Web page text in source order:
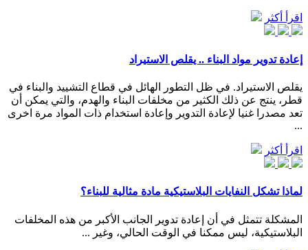
اقرأ أكثر
إعادة تدوير مواد البناء .. يقلص الاستيراد
يقلص الاستيراد. في ظل التطور الهائل في قطاع التشييد والبناء في
قطر، ينتج عن ذلك الكثير من مخلفات البناء والهدم، والتي يمكن أن
تعد مصدرا غنيا لإعادة التدوير وإعادة استخدام ذات المواد مرة اخرى
...
اقرأ أكثر
لماذا تشكل النفايات البلاستيكية مادة مثالية للبناء؟
المشكلة تتمثل في أن إعادة تدوير الجانب الأكبر من هذه المخلفات
البلاستيكية، ليس ممكنا في الوقت الحالي، وغير ...